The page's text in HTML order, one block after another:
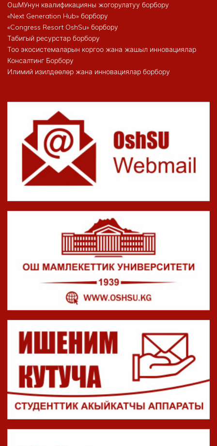
ОшМУнун квалификацияны жогорулатуу борбору
«Next Generation Hub» борбору
«Congress Resort OshSu» борбору
Табигый ресурстар борбору
Тоо экосистемаларын коргоо жана жашыл инновациялар
Консалтинг Борбору
Илимий изилдөөлөр жана инновациялар борбору